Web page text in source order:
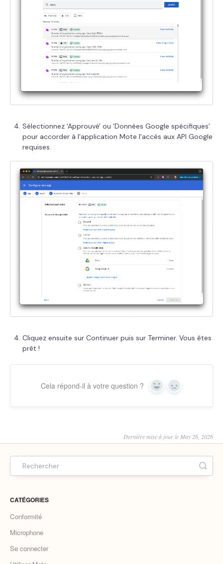
Sélectionnez 'Approuvé' ou 'Données Google spécifiques'
pour accorder à l'application Mote l'accès aux API Google
requises.
Cliquez ensuite sur Continuer puis sur Terminer. Vous êtes
prêt !
Cela répond-il à votre question ? Yes No
Dernière mise à jour le May 26, 2026
CATÉGORIES
Conformité
Microphone
Se connecter